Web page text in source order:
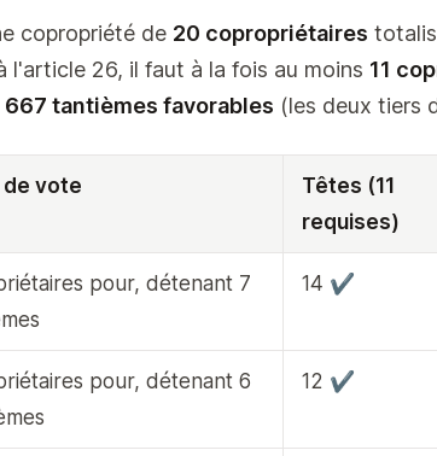
copropriété de 20 copropriétaires
l'article 26, il faut à la fois au moins 11
667 tantièmes favorables (les deux tiers
de vote
Têtes (11
requises)
pour, détenant 7
14 ✔
pour, détenant 6
12 ✔